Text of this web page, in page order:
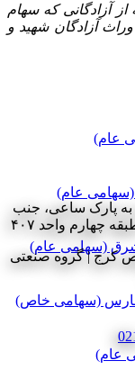
عام)
عام)
(سهامی عام)
فارس (سهامی خاص)
عام)
آزادگانی که سهام
آزادگان شهید و
به پارک ساعی، جنب
چهارم واحد ۴۰۷
جاده مخصوص کرج | گروه صنعتی